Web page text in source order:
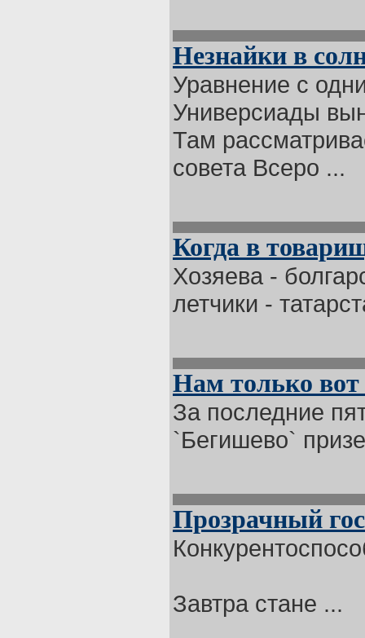
Незнайки в
Уравнение с
Универсиады
Там
совета Всеро ...
Когда в
Хозяева -
летчики -
Нам только вот
За последние
`Бегишево`
Прозрачный
Завтра стане ...